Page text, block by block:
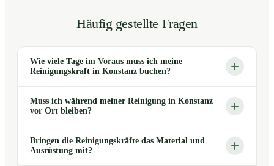
Häufig gestellte Fragen
Wie viele Tage im Voraus muss ich meine
Reinigungskraft in Konstanz buchen?
Muss ich während meiner Reinigung in Konstanz
vor Ort bleiben?
Bringen die Reinigungskräfte das Material und
Ausrüstung mit?